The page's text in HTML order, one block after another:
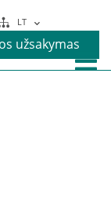
LT
užsakymas